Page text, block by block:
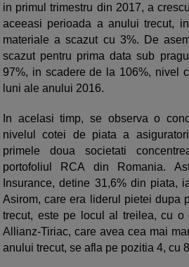
in primul trimestru din 2017, a
aceeasi perioada a anului trecut,
materiale a scazut cu 3%. De
scazut pentru prima data sub
97%, in scadere de la 106%, nivel
luni ale anului 2016.
In acelasi timp, se observa o
nivelul cotei de piata a
primele doua societati
portofoliul RCA din Romania.
Insurance, detine 31,6% din piata,
Asirom, care era liderul pietei dupa
trecut, este pe locul al treilea, cu o
Allianz-Tiriac, care avea cea mai
anului trecut, se afla pe pozitia 4, cu